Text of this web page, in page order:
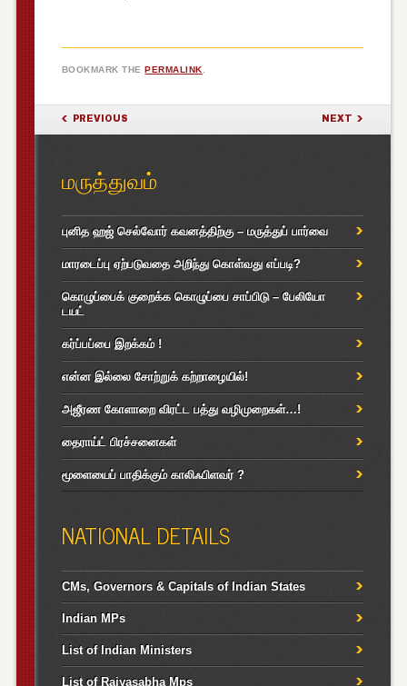
BOOKMARK THEPERMALINK
POST NAVIGATION
PREVIOUS NEXT
மருத்துவம்
புனித ஹஜ் செல்வோர் கவனத்திற்கு – மருத்துப் பார்வை
மாரடைப்பு ஏற்படுவதை அறிந்து கொள்வது எப்படி?
கொழுப்பைக் குறைக்க கொழுப்பை சாப்பிடு – பேலியோ
டயட்
கர்ப்பப்பை இறக்கம் !
என்ன இல்லை சோற்றுக் கற்றாழையில்!
அஜீரண கோளாறை விரட்ட பத்து வழிமுறைகள்…!
தைராய்ட் பிரச்சனைகள்
மூளையைப் பாதிக்கும் காலிஃபிளவர் ?
NATIONAL DETAILS
CMs, Governors & Capitals of Indian States
Indian MPs
List of Indian Ministers
List of Rajyasabha Mps